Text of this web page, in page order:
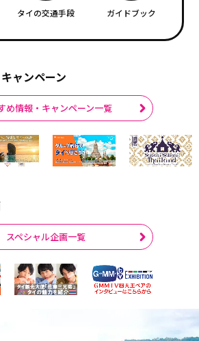
タイの交通手段 ガイドブック
ャンペーン
め情報・キャンペーン一覧
スペシャル企画一覧